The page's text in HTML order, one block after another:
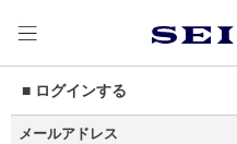
■ ログインする
メールアドレス